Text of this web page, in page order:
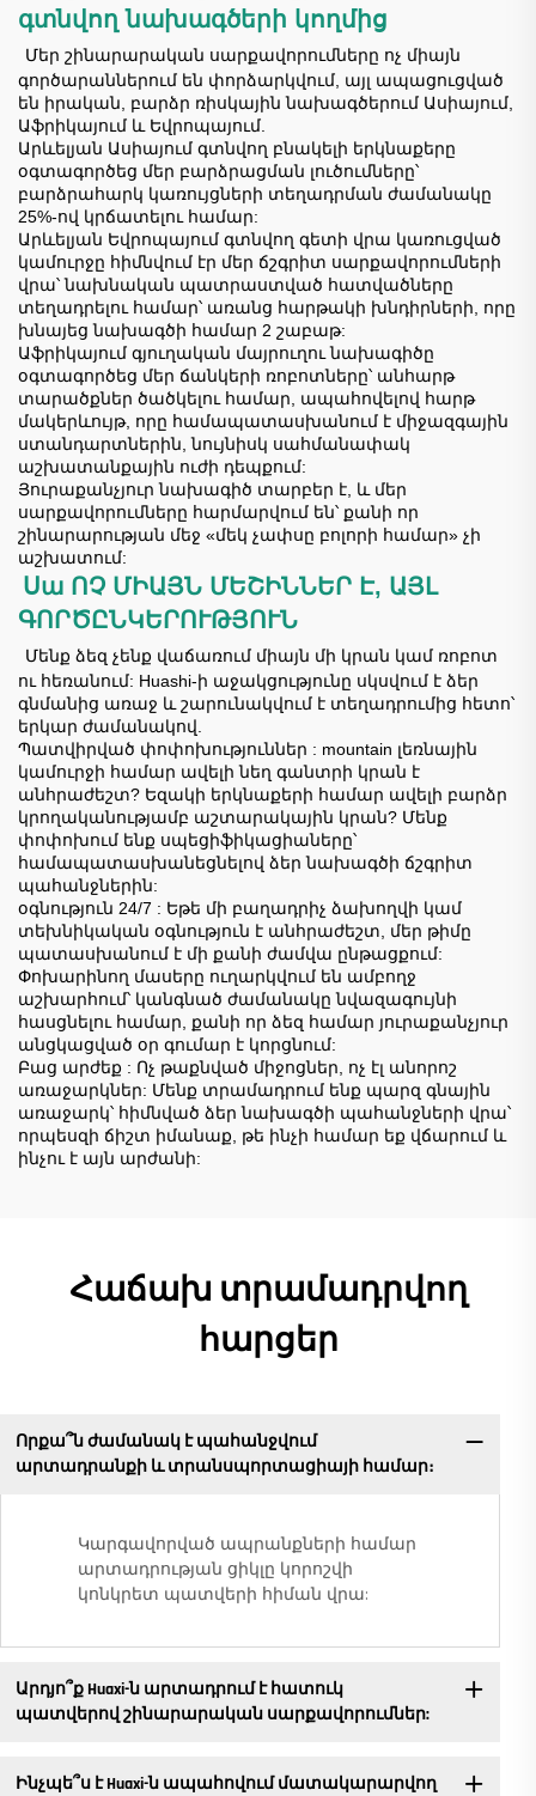
գտնվող նախագծերի կողմից
Մեր շինարարական սարքավորումները ոչ միայն
գործարաններում են փորձարկվում, այլ ապացուցված
են իրական, բարձր ռիսկային նախագծերում Ասիայում,
Աֆրիկայում և Եվրոպայում.
Արևելյան Ասիայում գտնվող բնակելի երկնաքերը
օգտագործեց մեր բարձրացման լուծումները՝
բարձրահարկ կառույցների տեղադրման ժամանակը
25%-ով կրճատելու համար:
Արևելյան Եվրոպայում գտնվող գետի վրա կառուցված
կամուրջը հիմնվում էր մեր ճշգրիտ սարքավորումների
վրա՝ նախնական պատրաստված հատվածները
տեղադրելու համար՝ առանց հարթակի խնդիրների, որը
խնայեց նախագծի համար 2 շաբաթ:
Աֆրիկայում գյուղական մայրուղու նախագիծը
օգտագործեց մեր ճանկերի ռոբոտները՝ անհարթ
տարածքներ ծածկելու համար, ապահովելով հարթ
մակերևույթ, որը համապատասխանում է միջազգային
ստանդարտներին, նույնիսկ սահմանափակ
աշխատանքային ուժի դեպքում:
Յուրաքանչյուր նախագիծ տարբեր է, և մեր
սարքավորումները հարմարվում են՝ քանի որ
շինարարության մեջ «մեկ չափսը բոլորի համար» չի
աշխատում:
Սա ՈՉ ՄԻԱՅՆ ՄԵՇԻՆՆԵՐ Է, ԱՅԼ
ԳՈՐԾԸՆԿԵՐՈՒԹՅՈՒՆ
Մենք ձեզ չենք վաճառում միայն մի կրան կամ ռոբոտ
ու հեռանում: Huashi-ի աջակցությունը սկսվում է ձեր
գնմանից առաջ և շարունակվում է տեղադրումից հետո՝
երկար ժամանակով.
Պատվիրված փոփոխություններ : mountain լեռնային
կամուրջի համար ավելի նեղ գանտրի կրան է
անհրաժեշտ? Եզակի երկնաքերի համար ավելի բարձր
կրողականությամբ աշտարակային կրան? Մենք
փոփոխում ենք սպեցիֆիկացիաները՝
համապատասխանեցնելով ձեր նախագծի ճշգրիտ
պահանջներին:
օգնություն 24/7 : Եթե մի բաղադրիչ ձախողվի կամ
տեխնիկական օգնություն է անհրաժեշտ, մեր թիմը
պատասխանում է մի քանի ժամվա ընթացքում:
Փոխարինող մասերը ուղարկվում են ամբողջ
աշխարհում՝ կանգնած ժամանակը նվազագույնի
հասցնելու համար, քանի որ ձեզ համար յուրաքանչյուր
անցկացված օր գումար է կորցնում:
Բաց արժեք : Ոչ թաքնված միջոցներ, ոչ էլ անորոշ
առաջարկներ: Մենք տրամադրում ենք պարզ գնային
առաջարկ՝ հիմնված ձեր նախագծի պահանջների վրա՝
որպեսզի ճիշտ իմանաք, թե ինչի համար եք վճարում և
ինչու է այն արժանի:
Հաճախ տրամադրվող
հարցեր
Որքա՞ն ժամանակ է պահանջվում
արտադրանքի և տրանսպորտացիայի համար։
Կարգավորված ապրանքների համար
արտադրության ցիկլը կորոշվի
կոնկրետ պատվերի հիման վրա:
Արդյո՞ք Huaxi-ն արտադրում է հատուկ
պատվերով շինարարական սարքավորումներ:
Ինչպե՞ս է Huaxi-ն ապահովում մատակարարվող